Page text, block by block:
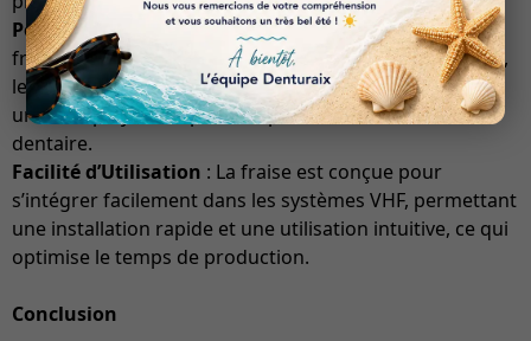
Polyvalence d’Utilisation: Cet outil est idéal pour le
fraisage de divers matériaux, y compris les composites,
les céramiques et les alliages métalliques, ce qui en fait
un choix polyvalent pour les professionnels du secteur
dentaire.
Facilité d’Utilisation : La fraise est conçue pour
s’intégrer facilement dans les systèmes VHF, permettant
une installation rapide et une utilisation intuitive, ce qui
optimise le temps de production.
Conclusion